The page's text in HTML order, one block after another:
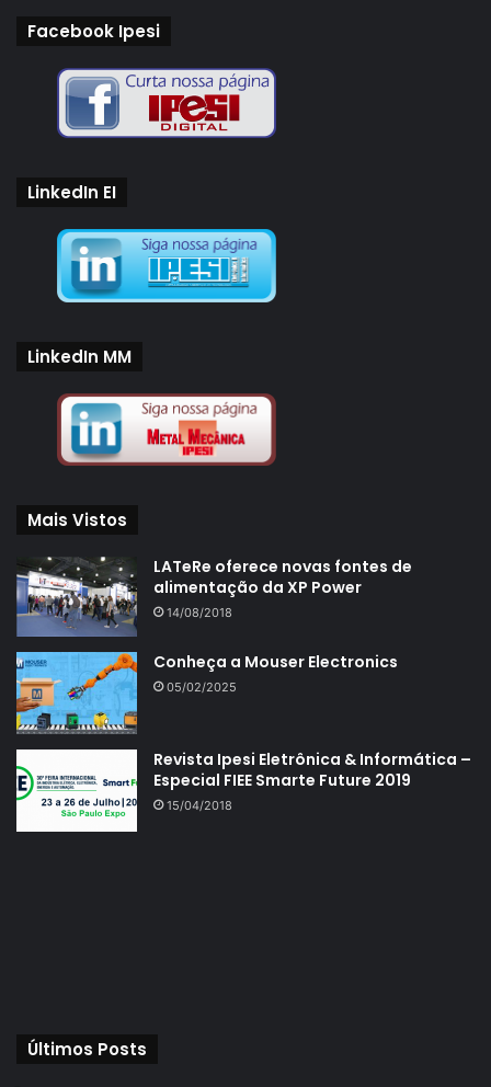
Facebook Ipesi
LinkedIn EI
LinkedIn MM
Mais Vistos
LATeRe oferece novas fontes de
alimentação da XP Power
14/08/2018
Conheça a Mouser Electronics
05/02/2025
Revista Ipesi Eletrônica & Informática –
Especial FIEE Smarte Future 2019
15/04/2018
Últimos Posts